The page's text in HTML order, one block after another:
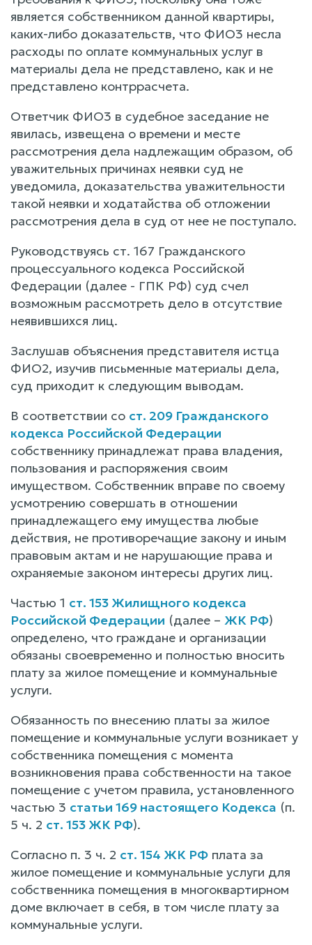
является собственником данной квартиры,
каких-либо доказательств, что ФИО3 несла
расходы по оплате коммунальных услуг в
материалы дела не представлено, как и не
представлено контррасчета.
Ответчик ФИО3 в судебное заседание не
явилась, извещена о времени и месте
рассмотрения дела надлежащим образом, об
уважительных причинах неявки суд не
уведомила, доказательства уважительности
такой неявки и ходатайства об отложении
рассмотрения дела в суд от нее не поступало.
Руководствуясь ст. 167 Гражданского
процессуального кодекса Российской
Федерации (далее - ГПК РФ) суд счел
возможным рассмотреть дело в отсутствие
неявившихся лиц.
Заслушав объяснения представителя истца
ФИО2, изучив письменные материалы дела,
суд приходит к следующим выводам.
В соответствии со ст. 209 Гражданского
кодекса Российской Федерации
собственнику принадлежат права владения,
пользования и распоряжения своим
имуществом. Собственник вправе по своему
усмотрению совершать в отношении
принадлежащего ему имущества любые
действия, не противоречащие закону и иным
правовым актам и не нарушающие права и
охраняемые законом интересы других лиц.
Частью 1 ст. 153 Жилищного кодекса
Российской Федерации (далее – ЖК РФ)
определено, что граждане и организации
обязаны своевременно и полностью вносить
плату за жилое помещение и коммунальные
услуги.
Обязанность по внесению платы за жилое
помещение и коммунальные услуги возникает у
собственника помещения с момента
возникновения права собственности на такое
помещение с учетом правила, установленного
частью 3 статьи 169 настоящего Кодекса (п.
5 ч. 2 ст. 153 ЖК РФ).
Согласно п. 3 ч. 2 ст. 154 ЖК РФ плата за
жилое помещение и коммунальные услуги для
собственника помещения в многоквартирном
доме включает в себя, в том числе плату за
коммунальные услуги.